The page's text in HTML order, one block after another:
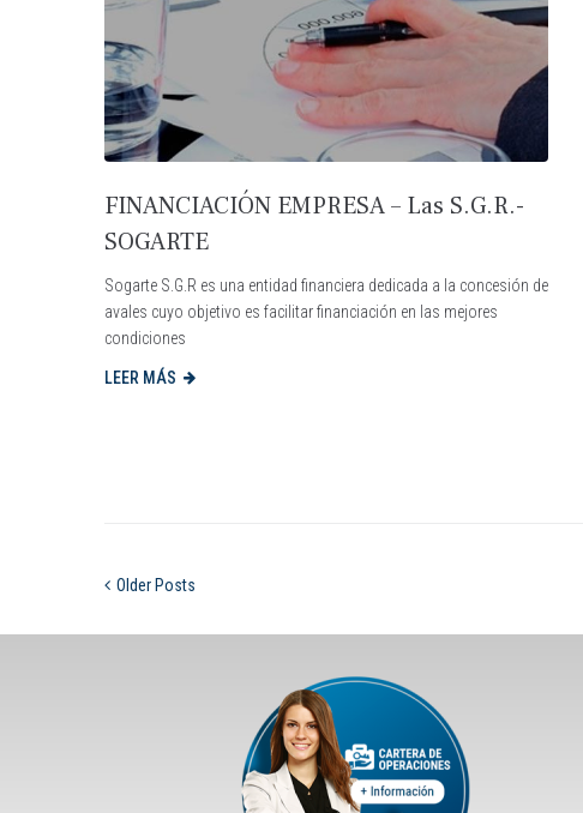
FINANCIACIÓN EMPRESA – Las S.G.R.-
SOGARTE
Sogarte S.G.R es una entidad financiera dedicada a la concesión de
avales cuyo objetivo es facilitar financiación en las mejores
condiciones
LEER MÁS
Older Posts